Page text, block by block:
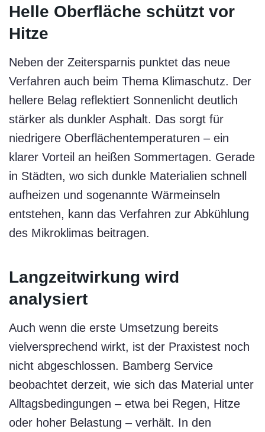
Helle Oberfläche schützt vor
Hitze
Neben der Zeitersparnis punktet das neue
Verfahren auch beim Thema Klimaschutz. Der
hellere Belag reflektiert Sonnenlicht deutlich
stärker als dunkler Asphalt. Das sorgt für
niedrigere Oberflächentemperaturen – ein
klarer Vorteil an heißen Sommertagen. Gerade
in Städten, wo sich dunkle Materialien schnell
aufheizen und sogenannte Wärmeinseln
entstehen, kann das Verfahren zur Abkühlung
des Mikroklimas beitragen.
Langzeitwirkung wird
analysiert
Auch wenn die erste Umsetzung bereits
vielversprechend wirkt, ist der Praxistest noch
nicht abgeschlossen. Bamberg Service
beobachtet derzeit, wie sich das Material unter
Alltagsbedingungen – etwa bei Regen, Hitze
oder hoher Belastung – verhält. In den